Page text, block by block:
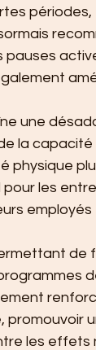
une
la
physique
pour les
de
promouvoir
les effets